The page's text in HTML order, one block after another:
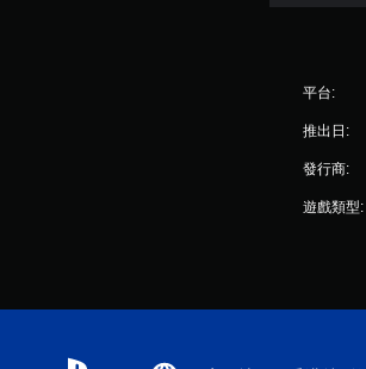
平台:
推出日:
發行商:
遊戲類型: